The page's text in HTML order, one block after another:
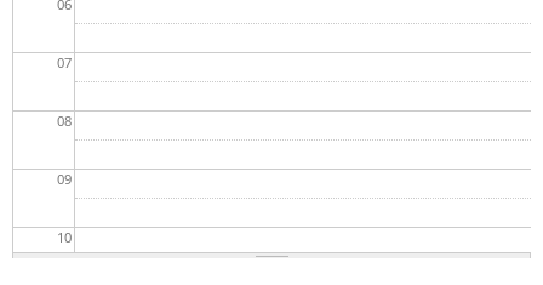
06
07
08
09
10